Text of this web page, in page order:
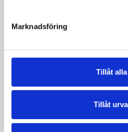
Marknadsföring
Tillåt alla
Tillåt
mjölk
Vi kan stolt konstatera att vår
200 norrlänningar fick deltog
produkt vann testet.